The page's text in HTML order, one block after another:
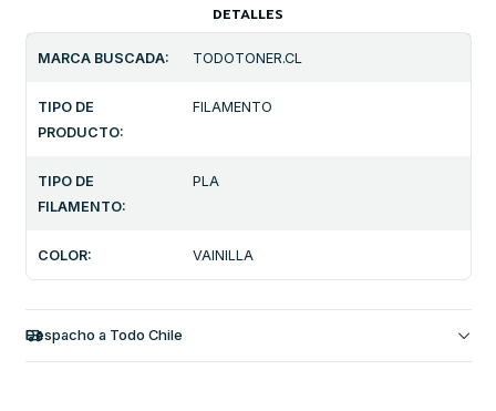
DETALLES
MARCA BUSCADA: TODOTONER.CL
TIPO DE
PRODUCTO:
FILAMENTO
TIPO DE
FILAMENTO:
PLA
COLOR: VAINILLA
Despacho a Todo Chile